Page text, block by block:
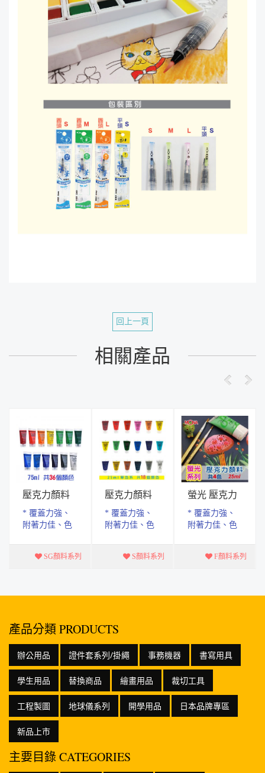
回上一頁
相關產品
壓克力顏料
７５ml
* 覆蓋力強、
附著力佳、色
良好 * 可塗於
布、木器、...
SG顏料系列
壓克力顏料
25ml
* 覆蓋力強、
附著力佳、色
良好 * 可塗於
布、木器、...
S顏料系列
螢光 壓克力
顏料 25ml
* 覆蓋力強、
附著力佳、色
良好 * 可塗於
布、木器、...
F顏料系列
產品分類 PRODUCTS
辦公用品 證件套系列/掛繩 事務機器 書寫用具
學生用品 替換商品 繪畫用品 裁切工具
工程製圖 地球儀系列 開學用品 日本品牌專區
新品上市
主要目錄 CATEGORIES